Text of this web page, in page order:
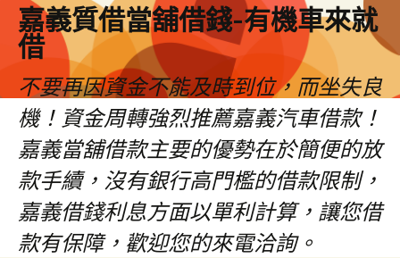
嘉義質借當舖借錢-有機車來就
借
不要再因資金不能及時到位，而坐失良
機！資金周轉強烈推薦嘉義汽車借款！
嘉義當舖借款主要的優勢在於簡便的放
款手續，沒有銀行高門檻的借款限制，
嘉義借錢利息方面以單利計算，讓您借
款有保障，歡迎您的來電洽詢。